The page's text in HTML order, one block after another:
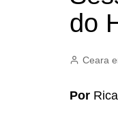
do
Ceara
Por